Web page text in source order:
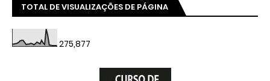
TOTAL DE VISUALIZAÇÕES DE PÁGINA
275,877